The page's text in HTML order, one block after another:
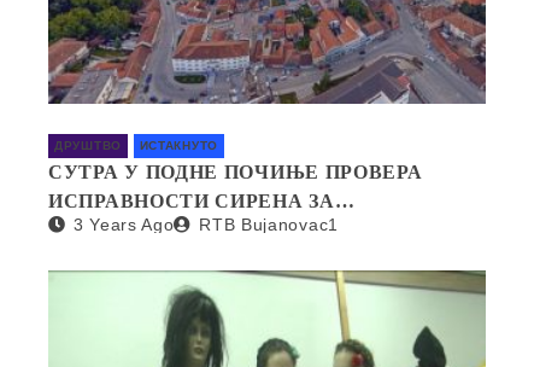
ДРУШТВО ИСТАКНУТО
СУТРА У ПОДНЕ ПОЧИЊЕ ПРОВЕРА
ИСПРАВНОСТИ СИРЕНА ЗА
УЗБУЊИВАЊЕ
3 Years Ago RTB Bujanovac1